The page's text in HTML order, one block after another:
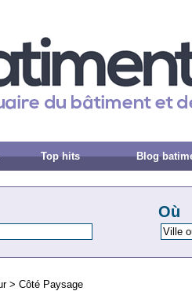
Top hits Blog
Où
> Côté Paysage